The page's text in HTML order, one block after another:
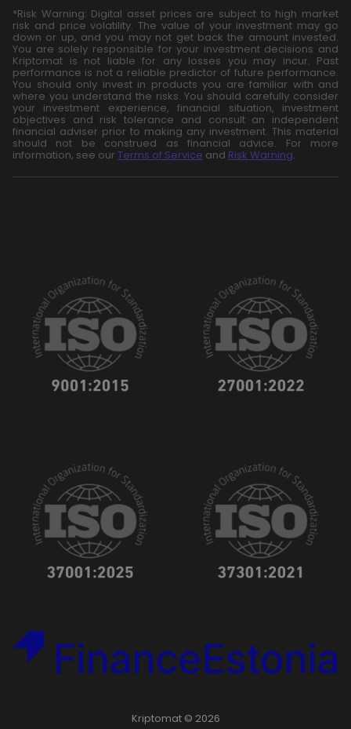
*Risk Warning: Digital asset prices are subject to high market
risk and price volatility. The value of your investment may go
down or up, and you may not get back the amount invested.
You are solely responsible for your investment decisions and
Kriptomat is not liable for any losses you may incur. Past
performance is not a reliable predictor of future performance.
You should only invest in products you are familiar with and
where you understand the risks. You should carefully consider
your investment experience, financial situation, investment
objectives and risk tolerance and consult an independent
financial adviser prior to making any investment. This material
should not be construed as financial advice. For more
information, see our Terms of Service and Risk Warning.
Kriptomat © 2026